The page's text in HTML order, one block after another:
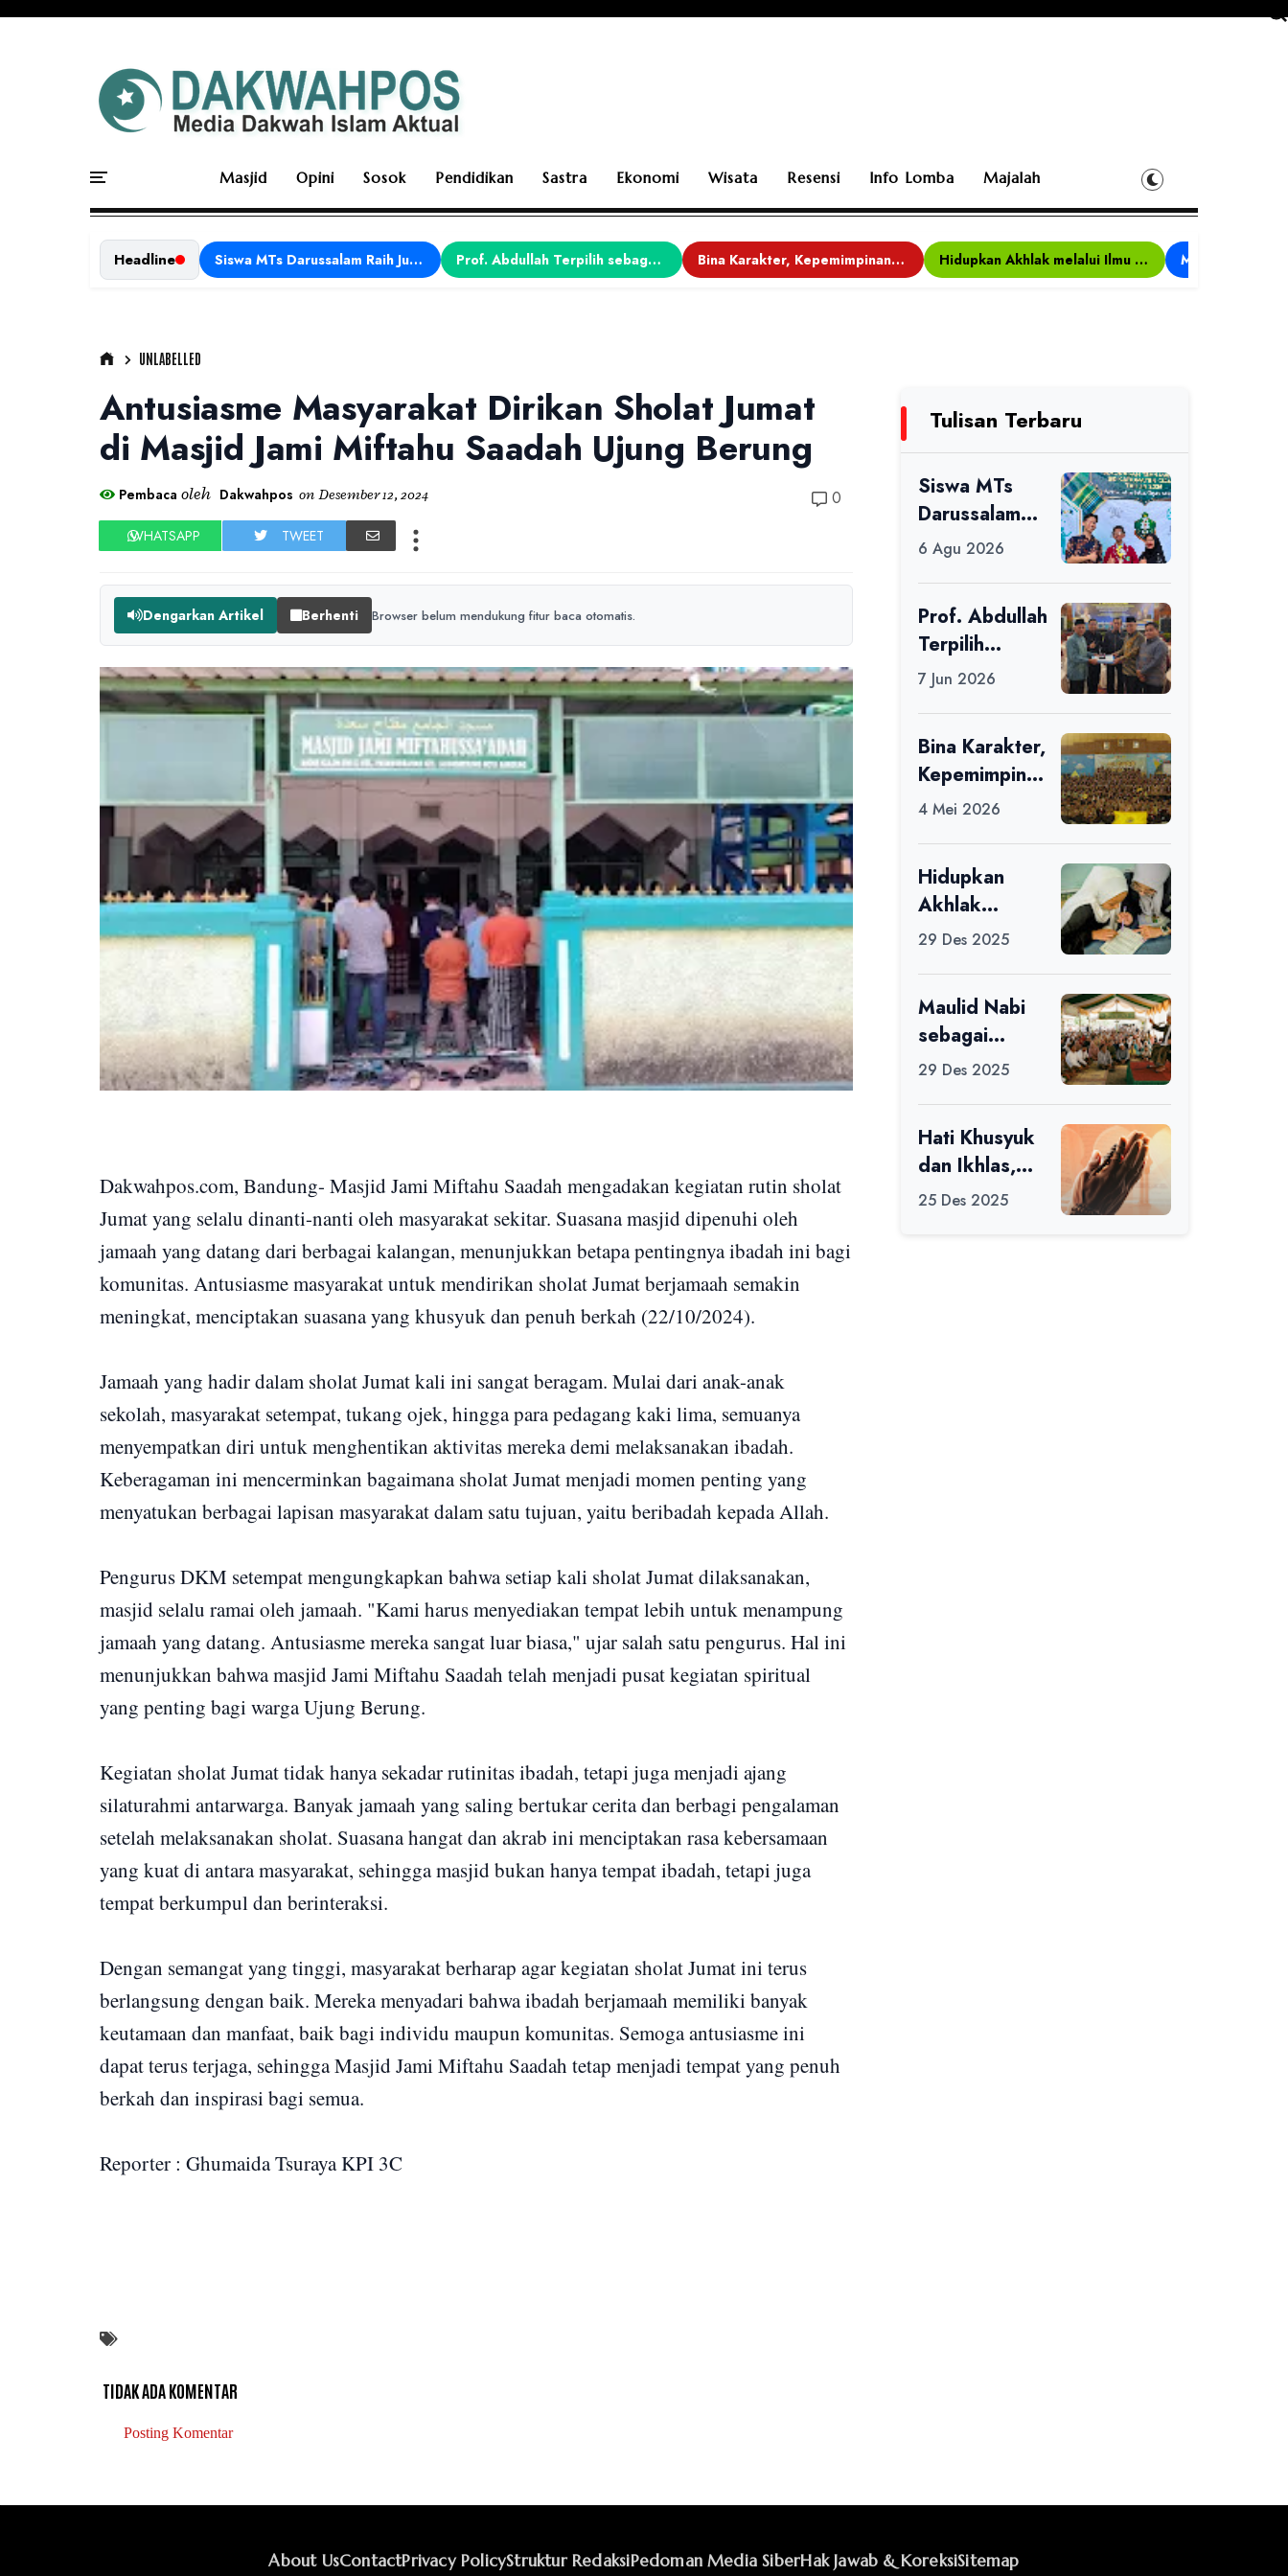
Masjid Opini Sosok Pendidikan Sastra Ekonomi Wisata Resensi Info Lomba Majalah
Headline Siswa MTs Darussalam Raih Juara 1 dalam Porseni Tingkat Kabupaten Ciamis Tahun 2026 Prof. Abdullah Terpilih sebagai Ketua APDII Periode 2026–2030 Bina Karakter, Kepemimpinan, dan Kemandirian, 117 Peserta Ikuti Alfaro Camp di MAN 1 Darussalam Ciamis Hidupkan Akhlak melalui Ilmu yang Diamalkan
UNLABELLED
Antusiasme Masyarakat Dirikan Sholat Jumat
di Masjid Jami Miftahu Saadah Ujung Berung
Pembaca oleh Dakwahpos on Desember 12, 2024 0
WHATSAPP TWEET
Dengarkan Artikel Berhenti Browser belum mendukung fitur baca otomatis.
Dakwahpos.com, Bandung- Masjid Jami Miftahu Saadah mengadakan kegiatan rutin sholat
Jumat yang selalu dinanti-nanti oleh masyarakat sekitar. Suasana masjid dipenuhi oleh
jamaah yang datang dari berbagai kalangan, menunjukkan betapa pentingnya ibadah ini bagi
komunitas. Antusiasme masyarakat untuk mendirikan sholat Jumat berjamaah semakin
meningkat, menciptakan suasana yang khusyuk dan penuh berkah (22/10/2024).
Jamaah yang hadir dalam sholat Jumat kali ini sangat beragam. Mulai dari anak-anak
sekolah, masyarakat setempat, tukang ojek, hingga para pedagang kaki lima, semuanya
menyempatkan diri untuk menghentikan aktivitas mereka demi melaksanakan ibadah.
Keberagaman ini mencerminkan bagaimana sholat Jumat menjadi momen penting yang
menyatukan berbagai lapisan masyarakat dalam satu tujuan, yaitu beribadah kepada Allah.
Pengurus DKM setempat mengungkapkan bahwa setiap kali sholat Jumat dilaksanakan,
masjid selalu ramai oleh jamaah. "Kami harus menyediakan tempat lebih untuk menampung
jamaah yang datang. Antusiasme mereka sangat luar biasa," ujar salah satu pengurus. Hal ini
menunjukkan bahwa masjid Jami Miftahu Saadah telah menjadi pusat kegiatan spiritual
yang penting bagi warga Ujung Berung.
Kegiatan sholat Jumat tidak hanya sekadar rutinitas ibadah, tetapi juga menjadi ajang
silaturahmi antarwarga. Banyak jamaah yang saling bertukar cerita dan berbagi pengalaman
setelah melaksanakan sholat. Suasana hangat dan akrab ini menciptakan rasa kebersamaan
yang kuat di antara masyarakat, sehingga masjid bukan hanya tempat ibadah, tetapi juga
tempat berkumpul dan berinteraksi.
Dengan semangat yang tinggi, masyarakat berharap agar kegiatan sholat Jumat ini terus
berlangsung dengan baik. Mereka menyadari bahwa ibadah berjamaah memiliki banyak
keutamaan dan manfaat, baik bagi individu maupun komunitas. Semoga antusiasme ini
dapat terus terjaga, sehingga Masjid Jami Miftahu Saadah tetap menjadi tempat yang penuh
berkah dan inspirasi bagi semua.
Reporter : Ghumaida Tsuraya KPI 3C
TIDAK ADA KOMENTAR
Posting Komentar
Tulisan Terbaru
Siswa MTs
Darussalam
Raih Juara 1
Kabupaten
Ciamis Tahun
2026
6 Agu 2026
Prof. Abdullah
Terpilih
sebagai Ketua
7 Jun 2026
Bina Karakter,
Kepemimpinan
, dan
Ikuti Alfaro
Camp di MAN
1 Darussalam
Ciamis
4 Mei 2026
Hidupkan
Akhlak
melalui Ilmu
29 Des 2025
Maulid Nabi
sebagai
Momentum
29 Des 2025
Hati Khusyuk
dan Ikhlas,
Jadi Esensi
25 Des 2025
About UsContactPrivacy PolicyStruktur RedaksiPedoman Media SiberHak Jawab & KoreksiSitemap